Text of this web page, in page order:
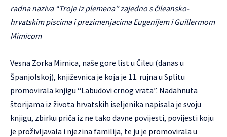
radna naziva “Troje iz plemena” zajedno s čileansko-
hrvatskim piscima i prezimenjacima Eugenijem i Guillermom
Mimicom
Vesna Zorka Mimica, naše gore list u Čileu (danas u
Španjolskoj), književnica je koja je 11. rujna u Splitu
promovirala knjigu “Labudovi crnog vrata”. Nadahnuta
štorijama iz života hrvatskih iseljenika napisala je svoju
knjigu, zbirku priča iz ne tako davne povijesti, povijesti koju
je proživljavala i njezina familija, te ju je promovirala u